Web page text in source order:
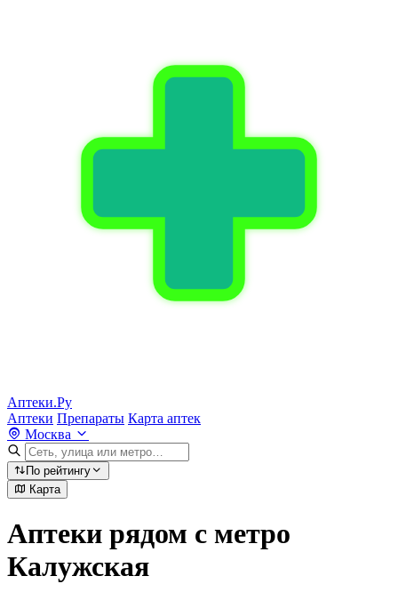
Аптеки.Ру
Аптеки Препараты Карта аптек
Москва
По рейтингу
Карта
Аптеки рядом с метро
Калужская